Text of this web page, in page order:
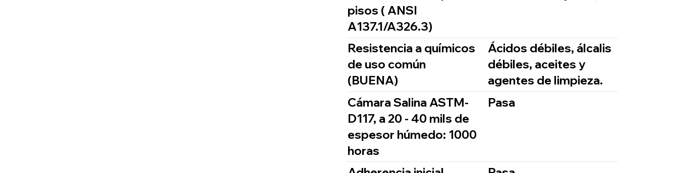
pisos ( ANSI
A137.1/A326.3)
Resistencia a químicos
de uso común
(BUENA)
Ácidos débiles, álcalis
débiles, aceites y
agentes de limpieza.
Cámara Salina ASTM-
D117, a 20 - 40 mils de
espesor húmedo: 1000
horas
Pasa